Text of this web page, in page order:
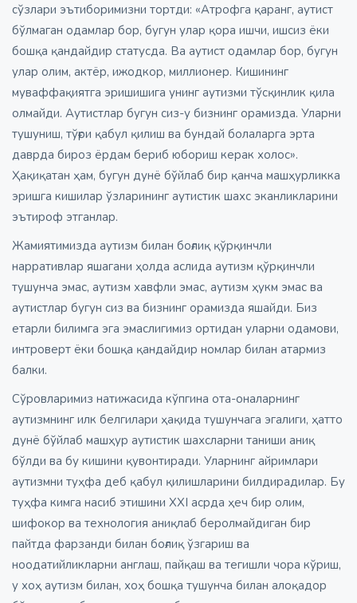
сўзлари эътиборимизни тортди: «Атрофга қаранг, аутист
бўлмаган одамлар бор, бугун улар қора ишчи, ишсиз ёки
бошқа қандайдир статусда. Ва аутист одамлар бор, бугун
улар олим, актёр, ижодкор, миллионер. Кишининг
муваффақиятга эришишига унинг аутизми тўсқинлик қила
олмайди. Аутистлар бугун сиз-у бизнинг орамизда. Уларни
тушуниш, тўғри қабул қилиш ва бундай болаларга эрта
даврда бироз ёрдам бериб юбориш керак холос».
Ҳақиқатан ҳам, бугун дунё бўйлаб бир қанча машҳурликка
эришга кишилар ўзларининг аутистик шахс эканликларини
эътироф этганлар.
Жамиятимизда аутизм билан боғлиқ қўрқинчли
нарративлар яшагани ҳолда аслида аутизм қўрқинчли
тушунча эмас, аутизм хавфли эмас, аутизм ҳукм эмас ва
аутистлар бугун сиз ва бизнинг орамизда яшайди. Биз
етарли билимга эга эмаслигимиз ортидан уларни одамови,
интроверт ёки бошқа қандайдир номлар билан атармиз
балки.
Сўровларимиз натижасида кўпгина ота-оналарнинг
аутизмнинг илк белгилари ҳақида тушунчага эгалиги, ҳатто
дунё бўйлаб машҳур аутистик шахсларни таниши аниқ
бўлди ва бу кишини қувонтиради. Уларнинг айримлари
аутизмни туҳфа деб қабул қилишларини билдирадилар. Бу
туҳфа кимга насиб этишини XXI асрда ҳеч бир олим,
шифокор ва технология аниқлаб беролмайдиган бир
пайтда фарзанди билан боғлиқ ўзгариш ва
ноодатийликларни англаш, пайқаш ва тегишли чора кўриш,
у хоҳ аутизм билан, хоҳ бошқа тушунча билан алоқадор